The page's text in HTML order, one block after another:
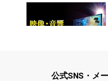
公式SNS・メ